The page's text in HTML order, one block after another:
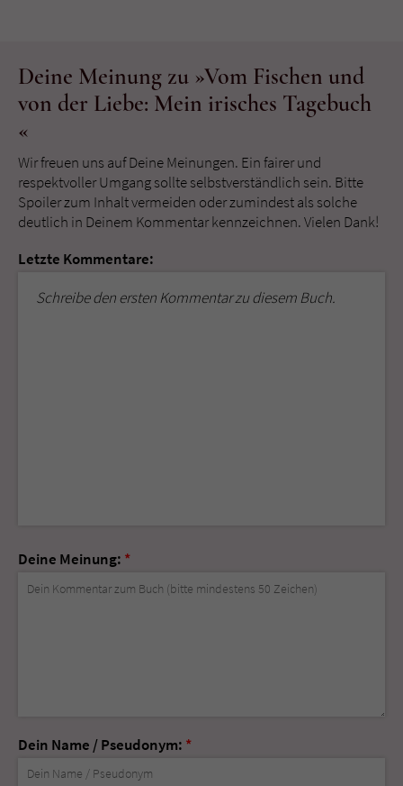
Deine Meinung zu »Vom Fischen und
von der Liebe: Mein irisches Tagebuch
«
Wir freuen uns auf Deine Meinungen. Ein fairer und
respektvoller Umgang sollte selbstverständlich sein. Bitte
Spoiler zum Inhalt vermeiden oder zumindest als solche
deutlich in Deinem Kommentar kennzeichnen. Vielen Dank!
Letzte Kommentare:
Schreibe den ersten Kommentar zu diesem Buch.
Deine Meinung: *
Dein Name / Pseudonym: *